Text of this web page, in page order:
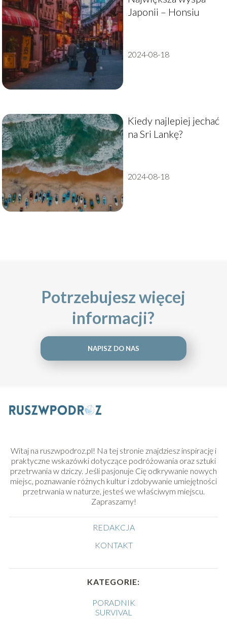
Japonii – Honsiu
2024-08-18
Kiedy najlepiej jechać
na Sri Lankę?
2024-08-18
Potrzebujesz więcej
informacji?
NAPISZ DO NAS
Witaj na ruszwpodroz.pl! Na tej stronie znajdziesz inspirację i
praktyczne wskazówki dotyczące podróżowania oraz sztuki
przetrwania w dziczy. Jeśli pasjonuje Cię odkrywanie nowych
miejsc, poznawanie różnych kultur i zdobywanie umiejętności
przetrwania w naturze, jesteś we właściwym miejscu.
Zapraszamy!
REDAKCJA
KONTAKT
KATEGORIE:
PORADNIK
SURVIVAL